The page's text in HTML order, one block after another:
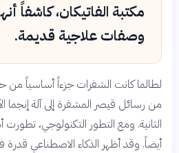
مكتبة الفاتيكان، كاشفاً
وصفات علاجية قديمة.
لطالما كانت الشفرات جزءاً أساسياً من
من رسائل قيصر المشفرة إلى آلة إنجما
الثانية. ومع التطور التكنولوجي،
أيضاً. وقد أظهر الذكاء الاصطناعي